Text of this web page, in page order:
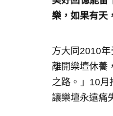
樂，如果有天
方大同2010
離開樂壇休養
之路。」10月
讓樂壇永遠痛